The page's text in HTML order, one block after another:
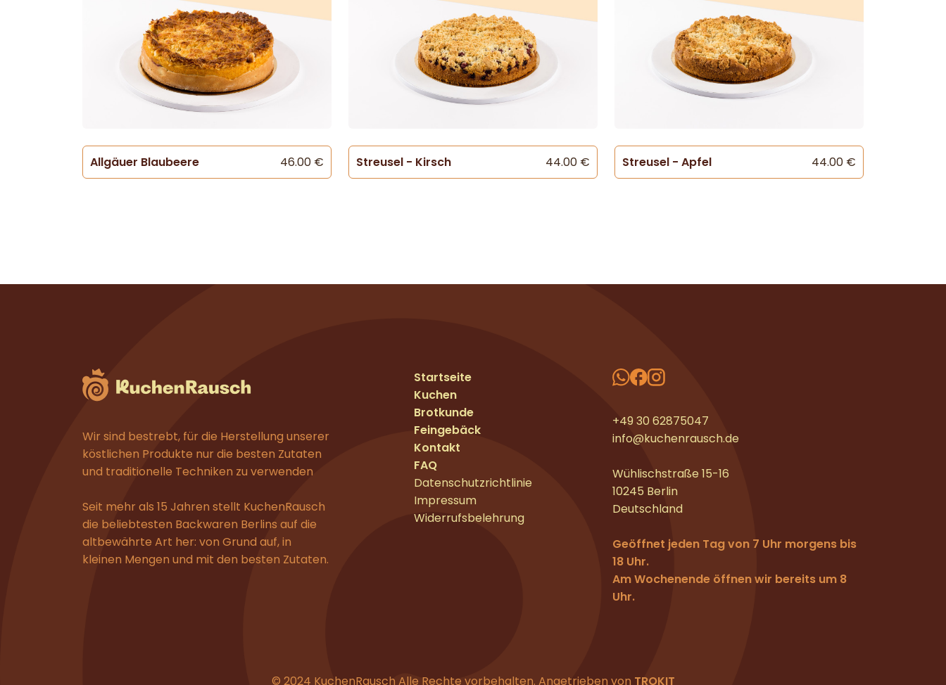
Allgäuer Blaubeere 46.00 € Streusel - Kirsch 44.00 € Streusel - Apfel 44.00 €
Wir sind bestrebt, für die Herstellung unserer
köstlichen Produkte nur die besten Zutaten
und traditionelle Techniken zu verwenden
Seit mehr als 15 Jahren stellt KuchenRausch
die beliebtesten Backwaren Berlins auf die
altbewährte Art her: von Grund auf, in
kleinen Mengen und mit den besten Zutaten.
Startseite
Kuchen
Brotkunde
Feingebäck
Kontakt
FAQ
Datenschutzrichtlinie
Impressum
Widerrufsbelehrung
+49 30 62875047
info@kuchenrausch.de
Wühlischstraße 15-16
10245 Berlin
Deutschland
Geöffnet jeden Tag von 7 Uhr morgens bis
18 Uhr.
Am Wochenende öffnen wir bereits um 8
Uhr.
© 2024 KuchenRausch Alle Rechte vorbehalten. Angetrieben von TROKIT